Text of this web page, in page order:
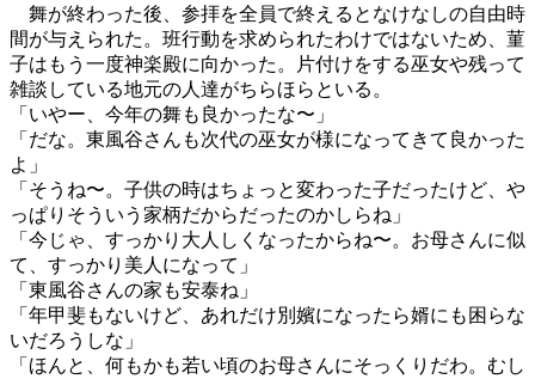
舞が終わった後、参拝を全員で終えるとなけなしの自由時
間が与えられた。班行動を求められたわけではないため、菫
子はもう一度神楽殿に向かった。片付けをする巫女や残って
雑談している地元の人達がちらほらといる。
「いやー、今年の舞も良かったな〜」
「だな。東風谷さんも次代の巫女が様になってきて良かった
よ」
「そうね〜。子供の時はちょっと変わった子だったけど、や
っぱりそういう家柄だからだったのかしらね」
「今じゃ、すっかり大人しくなったからね〜。お母さんに似
て、すっかり美人になって」
「東風谷さんの家も安泰ね」
「年甲斐もないけど、あれだけ別嬪になったら婿にも困らな
いだろうしな」
「ほんと、何もかも若い頃のお母さんにそっくりだわ。むし